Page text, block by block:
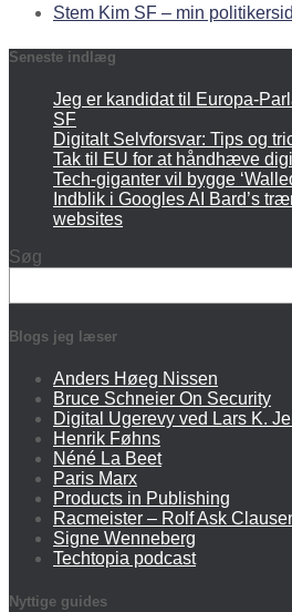
Stem Kim SF – min
Seneste indlæg
Jeg er kandidat til Europa-
SF
Digitalt Selvforsvar: Tips og
Tak til EU for at håndhæve
Tech-giganter vil bygge
Indblik i Googles AI Bard’s
websites
Søg
Blogs jeg læser
Anders Høeg Nissen
Bruce Schneier On Security
Digital Ugerevy ved Lars K.
Henrik Føhns
Néné La Beet
Paris Marx
Products in Publishing
Racmeister – Rolf Ask
Signe Wenneberg
Techtopia podcast
Nyttige guides